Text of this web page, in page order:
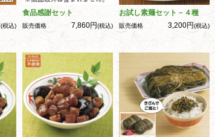
(税込)
食品感謝セット
販売価格 7,860円(税込)
お試し素麺セット－４種
販売価格 3,200円(税込)